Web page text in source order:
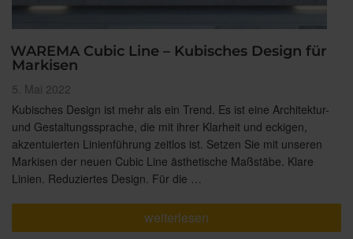
WAREMA Cubic Line – Kubisches Design für
Markisen
Veröffentlicht
am
5. Mai 2022
Kubisches Design ist mehr als ein Trend. Es ist eine Architektur-
und Gestaltungssprache, die mit ihrer Klarheit und eckigen,
akzentuierten Linienführung zeitlos ist. Setzen Sie mit unseren
Markisen der neuen Cubic Line ästhetische Maßstäbe. Klare
Linien. Reduziertes Design. Für die …
„WAREMA
Cubic
weiterlesen